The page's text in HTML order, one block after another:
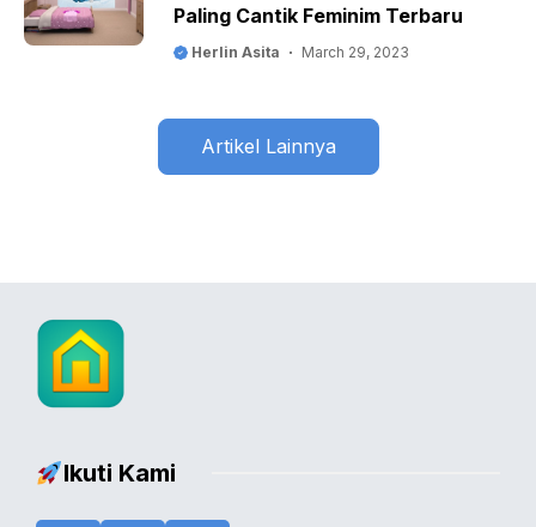
Paling Cantik Feminim Terbaru
Herlin Asita March 29, 2023
Artikel Lainnya
Ikuti Kami